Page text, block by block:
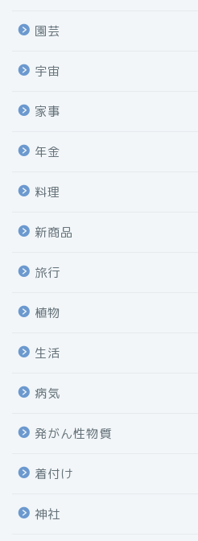
園芸
宇宙
家事
年金
料理
新商品
旅行
植物
生活
病気
発がん性物質
着付け
神社